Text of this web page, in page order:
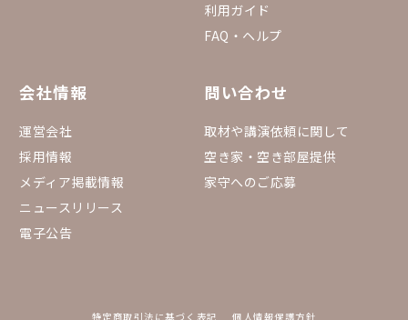
利用ガイド
FAQ・ヘルプ
会社情報
運営会社
採用情報
メディア掲載情報
ニュースリリース
電子公告
問い合わせ
取材や講演依頼に関して
空き家・空き部屋提供
家守へのご応募
特定商取引法に基づく表記 個人情報保護方針